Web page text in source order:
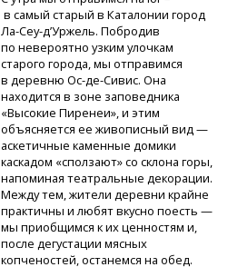
в самый старый в Каталонии город
Ла-Сеу-д’Уржель. Побродив
по невероятно узким улочкам
старого города, мы отправимся
в деревню Ос-де-Сивис. Она
находится в зоне заповедника
«Высокие Пиренеи», и этим
объясняется ее живописный вид —
аскетичные каменные домики
каскадом «сползают» со склона горы,
напоминая театральные декорации.
Между тем, жители деревни крайне
практичны и любят вкусно поесть —
мы приобщимся к их ценностям и,
после дегустации мясных
копченостей, останемся на обед.